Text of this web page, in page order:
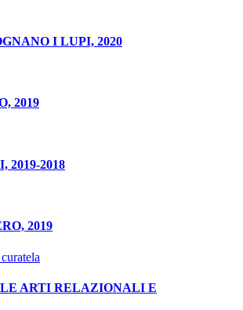
I LUPI, 2020
2019
2019-2018
2019
ARTI RELAZIONALI E